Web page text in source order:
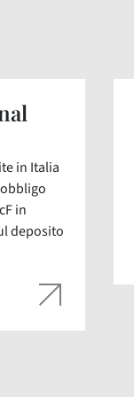
in Italia
in
deposito